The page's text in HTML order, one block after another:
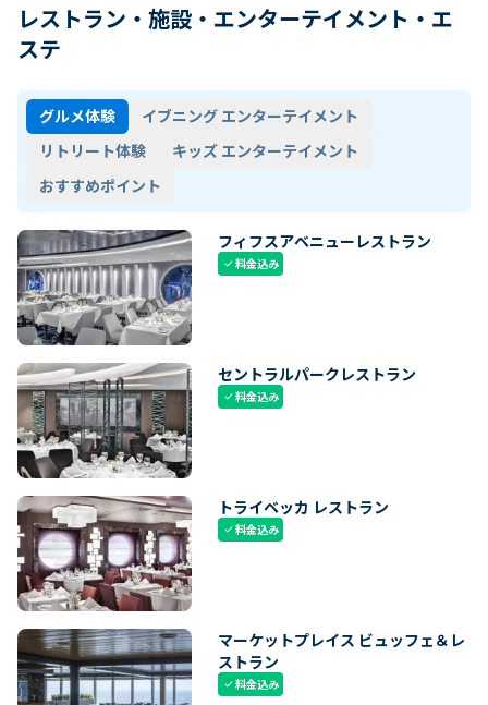
レストラン・施設・エンターテイメント・エ
ステ
グルメ体験
イブニング エンターテイメント
リトリート体験
キッズ エンターテイメント
おすすめポイント
フィフスアベニューレストラン
check料金込み
セントラルパークレストラン
check料金込み
トライベッカ レストラン
check料金込み
マーケットプレイス ビュッフェ＆レ
ストラン
check料金込み